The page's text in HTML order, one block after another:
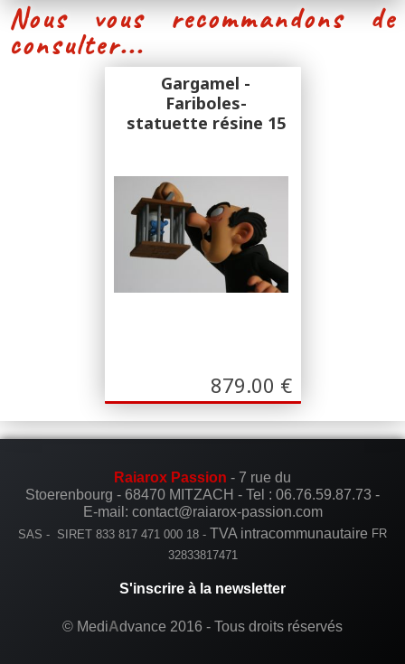
Nous vous recommandons de
consulter...
Gargamel -
Fariboles-
statuette résine 15
Sculpture Alban Ficat et Pascal Rodier
879.00 €
Raiarox Passion - 7 rue du
Stoerenbourg - 68470 MITZACH - Tel : 06.76.59.87.73 -
E-mail: contact@raiarox-passion.com
SAS - SIRET 833 817 471 000 18 - TVA intracommunautaire FR
32833817471
S'inscrire à la newsletter
© MediAdvance 2016 - Tous droits réservés